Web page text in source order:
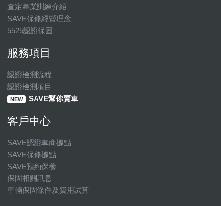
查定專業訓練介紹
SAVE保修經營理念
5525認證保固
服務項目
認證檢測流程
認證檢測項目
NEW SAVE幫你賣車
客戶中心
SAVE認證車商據點
SAVE保修據點
SAVE預約保養
保固相關訊息
車輛保固條件及費用試算